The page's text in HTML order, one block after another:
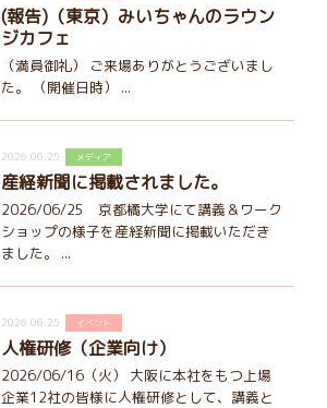
(報告)（東京）みいちゃんのラウン
ジカフェ
（満員御礼） ご来場ありがとうございまし
た。 （開催日時） ...
2026.06.25 メディア
産経新聞に掲載されました。
2026/06/25 京都橘大学にて講義＆ワーク
ショップの様子を産経新聞に掲載いただき
ました。 ...
2026.06.25 イベント
人権研修（企業向け）
2026/06/16（火） 大阪に本社をもつ上場
企業12社の皆様に人権研修として、講義と